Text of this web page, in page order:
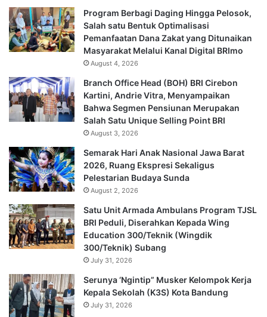
Program Berbagi Daging Hingga Pelosok,
Salah satu Bentuk Optimalisasi
Pemanfaatan Dana Zakat yang Ditunaikan
Masyarakat Melalui Kanal Digital BRImo
August 4, 2026
Branch Office Head (BOH) BRI Cirebon
Kartini, Andrie Vitra, Menyampaikan
Bahwa Segmen Pensiunan Merupakan
Salah Satu Unique Selling Point BRI
August 3, 2026
Semarak Hari Anak Nasional Jawa Barat
2026, Ruang Ekspresi Sekaligus
Pelestarian Budaya Sunda
August 2, 2026
Satu Unit Armada Ambulans Program TJSL
BRI Peduli, Diserahkan Kepada Wing
Education 300/Teknik (Wingdik
300/Teknik) Subang
July 31, 2026
Serunya ‘Ngintip” Musker Kelompok Kerja
Kepala Sekolah (K3S) Kota Bandung
July 31, 2026